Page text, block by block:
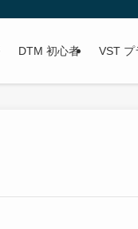
DTM 初心者 VST プ